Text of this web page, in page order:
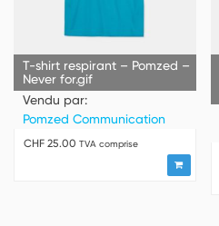
T-shirt respirant – Pomzed –
Never for.gif
Vendu par:
Pomzed Communication
CHF 25.00 TVA comprise